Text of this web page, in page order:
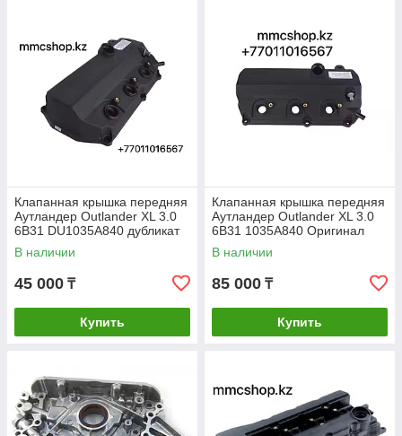
Клапанная крышка передняя
Аутландер Outlander XL 3.0
6B31 DU1035A840 дубликат
В наличии
45 000 ₸
Купить
Клапанная крышка передняя
Аутландер Outlander XL 3.0
6B31 1035A840 Оригинал
В наличии
85 000 ₸
Купить